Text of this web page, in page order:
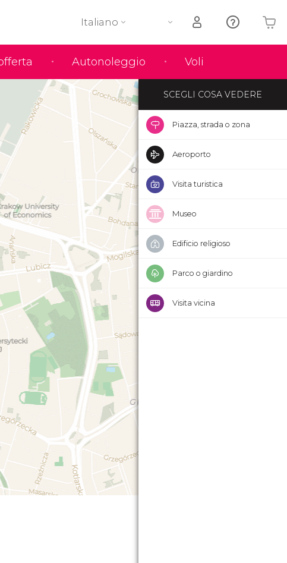
Autonoleggio Voli
Italiano
SCEGLI COSA VEDERE
Piazza, strada o zona
Aeroporto
Visita turistica
Museo
Edificio religioso
Parco o giardino
Visita vicina